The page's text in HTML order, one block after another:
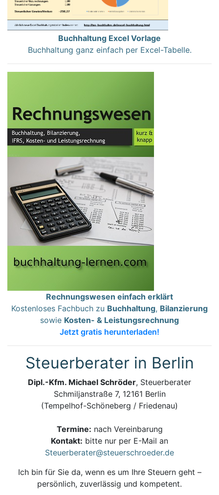
Buchhaltung Excel Vorlage
Buchhaltung ganz einfach per Excel-Tabelle.
Rechnungswesen einfach erklärt
Kostenloses Fachbuch zu Buchhaltung, Bilanzierung
sowie Kosten- & Leistungsrechnung
Jetzt gratis herunterladen!
Steuerberater in Berlin
Dipl.-Kfm. Michael Schröder, Steuerberater
Schmiljanstraße 7, 12161 Berlin
(Tempelhof-Schöneberg / Friedenau)
Termine: nach Vereinbarung
Kontakt: bitte nur per E-Mail an
Steuerberater@steuerschroeder.de
Ich bin für Sie da, wenn es um Ihre Steuern geht –
persönlich, zuverlässig und kompetent.